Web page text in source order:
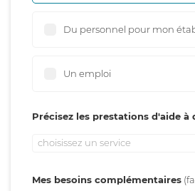
Du personnel pour mon
Un emploi
Précisez les prestations d'aide à
choisissez un service
Mes besoins complémentaires